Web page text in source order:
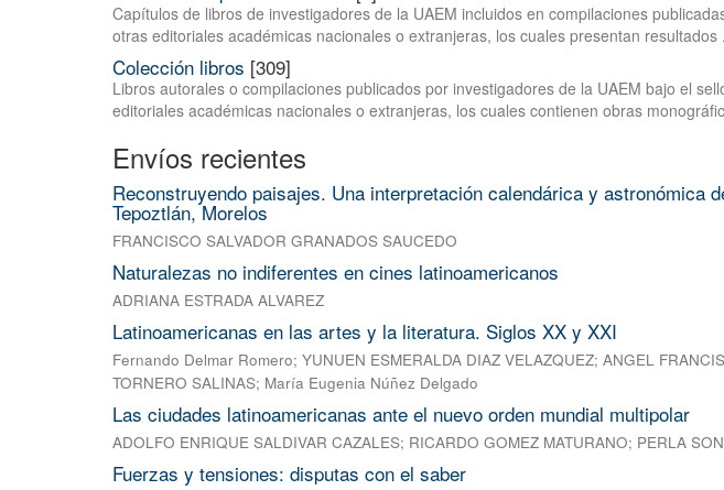
Capítulos de libros de investigadores de la UAEM incluidos en compilaciones
otras editoriales académicas nacionales o extranjeras, los cuales presentan resultados
Colección libros [309]
Libros autorales o compilaciones publicados por investigadores de la UAEM bajo el
editoriales académicas nacionales o extranjeras, los cuales contienen obras
Envíos recientes
Reconstruyendo paisajes. Una interpretación calendárica y astronómica
Tepoztlán, Morelos
FRANCISCO SALVADOR GRANADOS SAUCEDO
Naturalezas no indiferentes en cines latinoamericanos
ADRIANA ESTRADA ALVAREZ
Latinoamericanas en las artes y la literatura. Siglos XX y XXI
Fernando Delmar Romero; YUNUEN ESMERALDA DIAZ VELAZQUEZ; ANGEL
TORNERO SALINAS; María Eugenia Núñez Delgado
Las ciudades latinoamericanas ante el nuevo orden mundial multipolar
ADOLFO ENRIQUE SALDIVAR CAZALES; RICARDO GOMEZ MATURANO; PERLA
Fuerzas y tensiones: disputas con el saber